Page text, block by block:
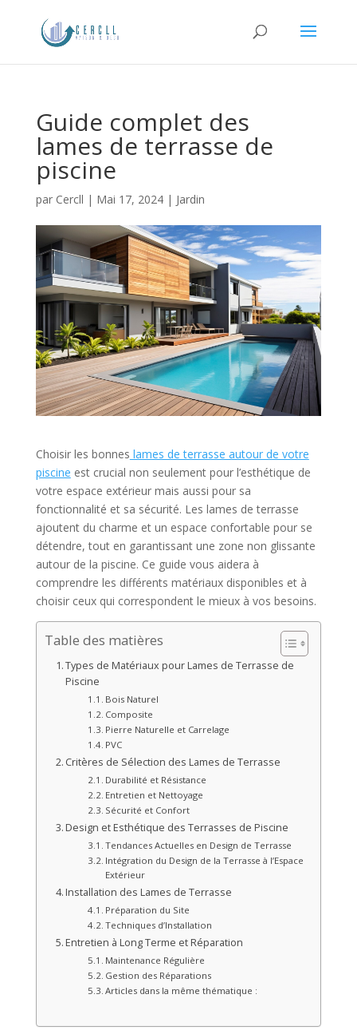
Guide complet des
lames de terrasse de
piscine
par Cercll | Mai 17, 2024| Jardin
Choisir les bonnes lames de terrasse autour de votre
piscine est crucial non seulement pour l’esthétique de
votre espace extérieur mais aussi pour sa
fonctionnalité et sa sécurité. Les lames de terrasse
ajoutent du charme et un espace confortable pour se
détendre, tout en garantissant une zone non glissante
autour de la piscine. Ce guide vous aidera à
comprendre les différents matériaux disponibles et à
choisir ceux qui correspondent le mieux à vos besoins.
Table des matières
Types de Matériaux pour Lames de Terrasse de
Piscine
Bois Naturel
Composite
Pierre Naturelle et Carrelage
PVC
Critères de Sélection des Lames de Terrasse
Durabilité et Résistance
Entretien et Nettoyage
Sécurité et Confort
Design et Esthétique des Terrasses de Piscine
Tendances Actuelles en Design de Terrasse
Intégration du Design de la Terrasse à l’Espace
Extérieur
Installation des Lames de Terrasse
Préparation du Site
Techniques d’Installation
Entretien à Long Terme et Réparation
Maintenance Régulière
Gestion des Réparations
Articles dans la même thématique :